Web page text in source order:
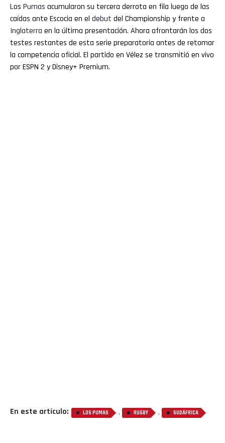
Los Pumas acumularon su tercera derrota en fila luego de las
caídas ante Escocia en el debut del Championship y frente a
Inglaterra en la última presentación. Ahora afrontarán los dos
testes restantes de esta serie preparatoria antes de retomar
la competencia oficial. El partido en Vélez se transmitió en vivo
por ESPN 2 y Disney+ Premium.
En este artículo: LOS PUMAS , RUGBY , SUDÁFRICA